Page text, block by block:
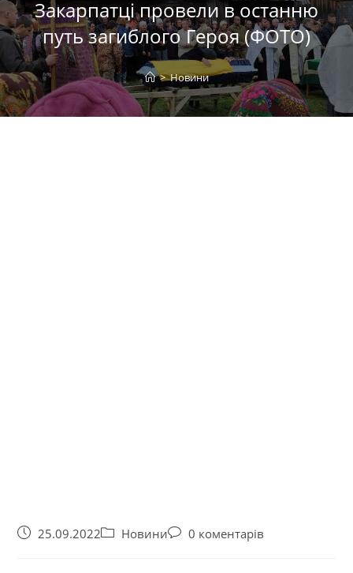
Закарпатці провели в останню
путь загиблого Героя (ФОТО)
> Новини
25.09.2022 Новини 0 коментарів